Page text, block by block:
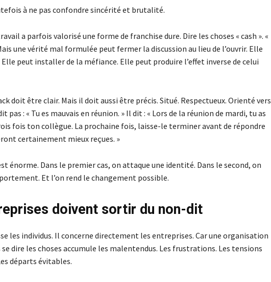
à ne pas confondre sincérité et brutalité.
a parfois valorisé une forme de franchise dure. Dire les choses « cash ». «
une vérité mal formulée peut fermer la discussion au lieu de l’ouvrir. Elle
peut installer de la méfiance. Elle peut produire l’effet inverse de celui
doit être clair. Mais il doit aussi être précis. Situé. Respectueux. Orienté vers
pas : « Tu es mauvais en réunion. » Il dit : « Lors de la réunion de mardi, tu as
fois ton collègue. La prochaine fois, laisse-le terminer avant de répondre
certainement mieux reçues. »
énorme. Dans le premier cas, on attaque une identité. Dans le second, on
Et l’on rend le changement possible.
doivent sortir du non-dit
les individus. Il concerne directement les entreprises. Car une organisation
se dire les choses accumule les malentendus. Les frustrations. Les tensions
départs évitables.